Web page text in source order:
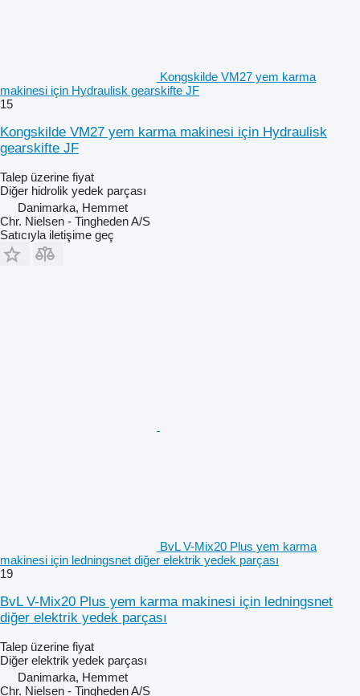
Kongskilde VM27 yem karma
makinesi için Hydraulisk gearskifte JF
15
Kongskilde VM27 yem karma makinesi için Hydraulisk
gearskifte JF
Talep üzerine fiyat
Diğer hidrolik yedek parçası
Danimarka, Hemmet
Chr. Nielsen - Tingheden A/S
Satıcıyla iletişime geç
BvL V-Mix20 Plus yem karma
makinesi için ledningsnet diğer elektrik yedek parçası
19
BvL V-Mix20 Plus yem karma makinesi için ledningsnet
diğer elektrik yedek parçası
Talep üzerine fiyat
Diğer elektrik yedek parçası
Danimarka, Hemmet
Chr. Nielsen - Tingheden A/S